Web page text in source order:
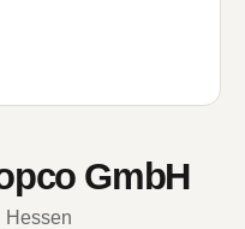
GmbH
Hessen